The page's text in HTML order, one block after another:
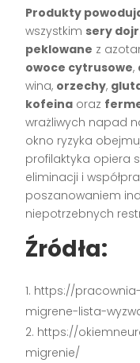
Produkty
wszystkim sery
peklowane z
owoce cytrusowe,
wina, orzechy,
kofeina oraz
wrażliwych napad
okno ryzyka
profilaktyka opiera
eliminacji i
poszanowaniem
niepotrzebnych
Źródła:
https://
migrene-lista-
https://
migrenie/